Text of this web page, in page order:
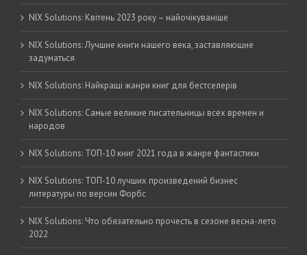
NIX Solutions: Квітень 2023 року – найочікуваніше
NIX Solutions: Лучшие книги нашего века, заставляющие
задуматься
NIX Solutions: Найкращі жанри книг для бестселерів
NIX Solutions: Самые великие писательницы всех времен и
народов
NIX Solutions: ТОП-10 книг 2021 года в жанре фантастики
NIX Solutions: ТОП-10 лучших произведений бизнес
литературы по версии Форбс
NIX Solutions: Что обязательно прочесть в сезоне весна-лето
2022